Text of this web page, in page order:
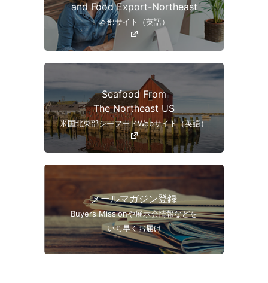
and Food Export-Northeast
本部サイト（英語）
Seafood From
The Northeast US
米国北東部シーフードWebサイト（英語）
メールマガジン登録
Buyers Missionや展示会情報などを
いち早くお届け